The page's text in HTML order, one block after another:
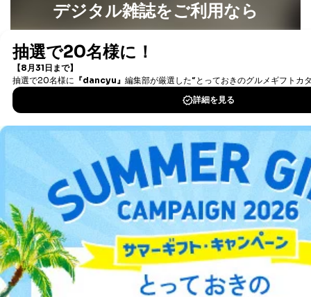
デジタル雑誌をご利用なら
書籍）が無料で読み放題！
DOWNLOAD FOR IOS
DOWNLOAD FOR ANDROID
ご利用方法はこちら
総合案内
アフィリエイト 採用情報